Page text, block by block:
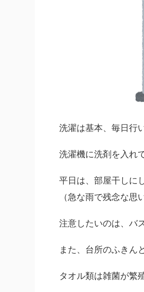
洗濯は基本、毎日行
洗濯機に洗剤を入れ
平日は、部屋干しに
（急な雨で残念な思
注意したいのは、バ
また、台所のふきん
タオル類は雑菌が繁